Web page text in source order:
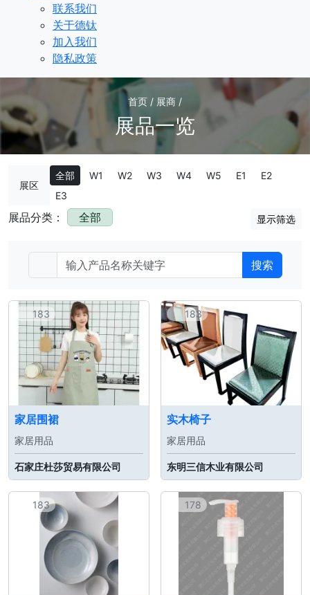
联系我们
关于德钛
加入我们
隐私政策
首页 / 展商 /
展品一览
展区
全部 W1 W2 W3 W4 W5 E1
E2
E3
展品分类： 全部 显示筛选
搜索
183
家居围裙
家居用品
石家庄杜莎贸易有限公司
183
实木椅子
家居用品
东明三信木业有限公司
183 178